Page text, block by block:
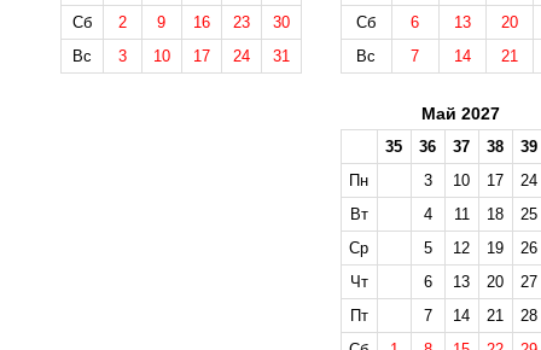
Сб
2 9 16 23
30
Вс
3 10 17 24 31
Сб
6 13
20
Вс
7 14 21
Май 2027
35 36 37 38
39
Пн
3 10 17
24
Вт
4 11 18
25
Ср
5 12 19
26
Чт
6 13 20
27
Пт
7 14 21
28